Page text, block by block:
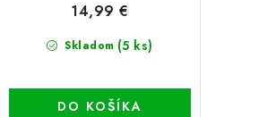
Skladom (5 ks)
14,99 €
DO KOŠÍKA